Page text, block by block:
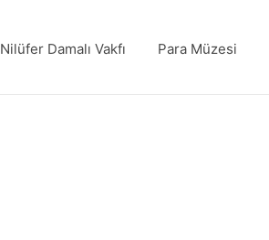
Nilüfer Damalı Vakfı Para Müzesi